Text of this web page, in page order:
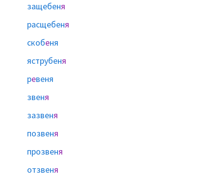
защебеня
расщебеня
скобеня
яструбеня
ревеня
звеня
зазвеня
позвеня
прозвеня
отзвеня